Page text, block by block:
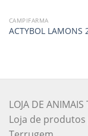
CAMPIFARMA
ACTYBOL LAMONS
LOJA DE ANIMAIS
Loja de